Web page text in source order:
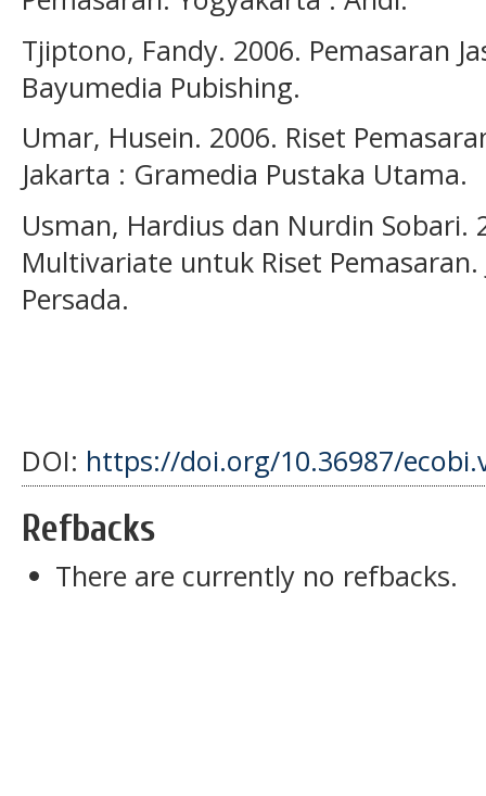
Tjiptono, Fandy. 2006. Pemasaran
Bayumedia Pubishing.
Umar, Husein. 2006. Riset
Jakarta : Gramedia Pustaka Utama.
Usman, Hardius dan Nurdin Sobari.
Multivariate untuk Riset
Persada.
DOI: https://doi.org/10.36987/
Refbacks
There are currently no refbacks.